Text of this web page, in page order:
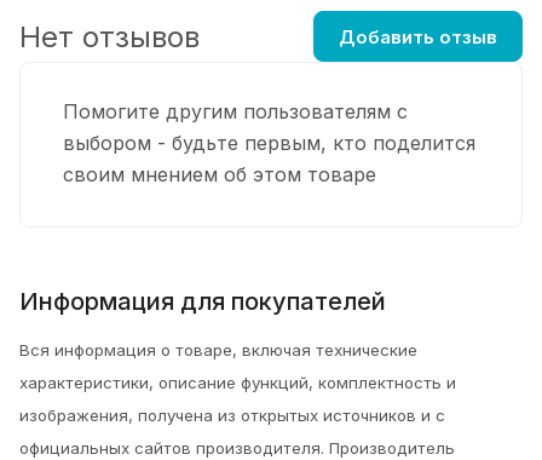
Помогите другим пользователям с
выбором - будьте первым, кто поделится
своим мнением об этом товаре
Нет отзывов Добавить отзыв
Информация для покупателей
Вся информация о товаре, включая технические
характеристики, описание функций, комплектность и
изображения, получена из открытых источников и с
официальных сайтов производителя. Производитель